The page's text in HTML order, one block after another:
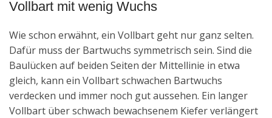
Vollbart mit wenig Wuchs
Wie schon erwähnt, ein Vollbart geht nur ganz selten.
Dafür muss der Bartwuchs symmetrisch sein. Sind die
Baulücken auf beiden Seiten der Mittellinie in etwa
gleich, kann ein Vollbart schwachen Bartwuchs
verdecken und immer noch gut aussehen. Ein langer
Vollbart über schwach bewachsenem Kiefer verlängert